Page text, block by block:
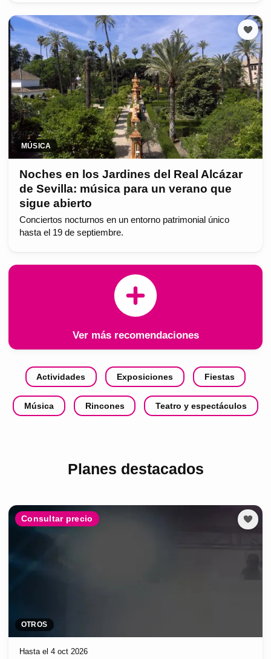
MÚSICA
Noches en los Jardines del Real Alcázar
de Sevilla: música para un verano que
sigue abierto
Conciertos nocturnos en un entorno patrimonial único
hasta el 19 de septiembre.
Ver más recomendaciones
Actividades Exposiciones Fiestas
Música Rincones Teatro y espectáculos
Planes destacados
Consultar precio
OTROS
Hasta el 4 oct 2026